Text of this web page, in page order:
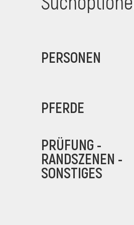
PERSONEN
PFERDE
PRÜFUNG -
RANDSZENEN -
SONSTIGES